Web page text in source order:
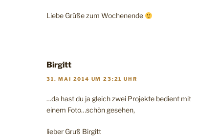
Liebe Grüße zum Wochenende
Birgitt
31. MAI 2014 UM 23:21 UHR
…da hast du ja gleich zwei Projekte bedient mit
einem Foto…schön gesehen,
lieber Gruß Birgitt